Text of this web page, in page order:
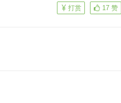
17 赞
打赏